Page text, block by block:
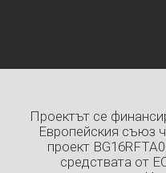
Проектът се
Европейския съюз
проект
средствата от